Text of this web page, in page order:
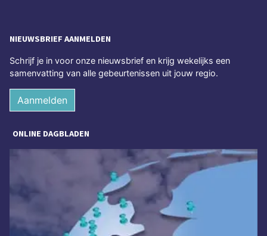
NIEUWSBRIEF AANMELDEN
Schrijf je in voor onze nieuwsbrief en krijg wekelijks een
samenvatting van alle gebeurtenissen uit jouw regio.
Aanmelden
ONLINE DAGBLADEN